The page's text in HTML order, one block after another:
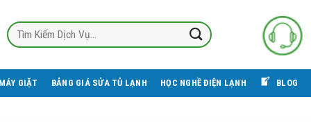
GIẶT BẢNG GIÁ SỬA TỦ LẠNH HỌC NGHỀ ĐIỆN LẠNH BLOG